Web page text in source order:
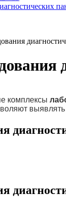
комплексы